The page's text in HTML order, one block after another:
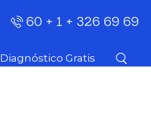
60 + 1 + 326 69 69
Diagnóstico Gratis